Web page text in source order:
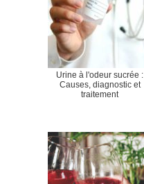
Urine à l'odeur sucrée :
Causes, diagnostic et
traitement